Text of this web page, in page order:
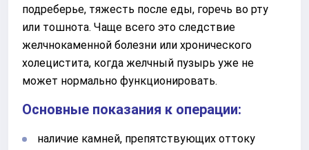
подреберье, тяжесть после еды, горечь во рту
или тошнота. Чаще всего это следствие
желчнокаменной болезни или хронического
холецистита, когда желчный пузырь уже не
может нормально функционировать.
Основные показания к операции:
наличие камней, препятствующих оттоку